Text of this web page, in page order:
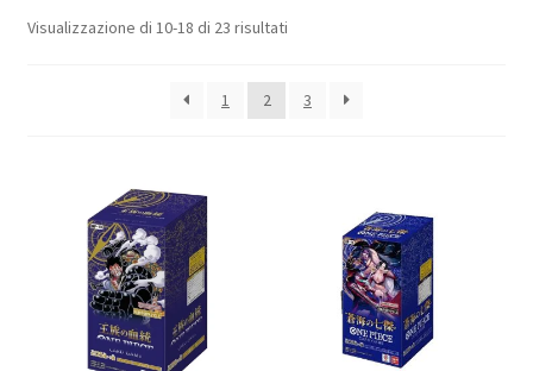
Booster Box Coreani
Booster Box Giapponesi
Collezioni Speciali
Edizioni Speciali
Dragon Ball
Visualizzazione di 10-18 di 23 risultatiPopolarità
1 2 3